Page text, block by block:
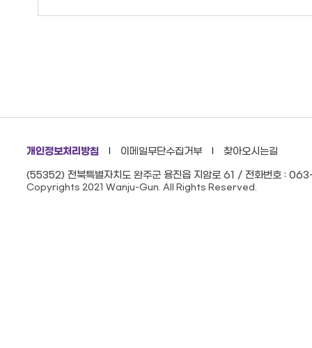
개인정보처리방침 이메일무단수집거부
찾아오시는길
(55352) 전북특별자치도 완주군 용진읍 지암로 61 / 전화번호 :
Copyrights 2021 Wanju-Gun. All Rights Reserved.